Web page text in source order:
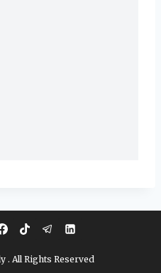
. All Rights Reserved